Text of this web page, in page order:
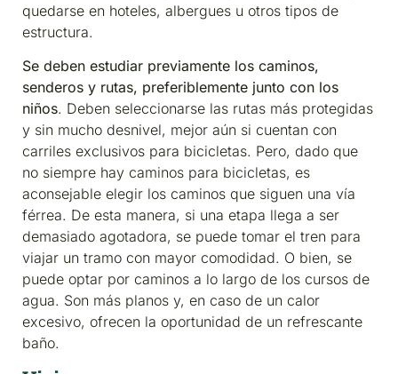
quedarse en hoteles, albergues u otros tipos de
estructura.
Se deben estudiar previamente los caminos,
senderos y rutas, preferiblemente junto con los
niños. Deben seleccionarse las rutas más protegidas
y sin mucho desnivel, mejor aún si cuentan con
carriles exclusivos para bicicletas. Pero, dado que
no siempre hay caminos para bicicletas, es
aconsejable elegir los caminos que siguen una vía
férrea. De esta manera, si una etapa llega a ser
demasiado agotadora, se puede tomar el tren para
viajar un tramo con mayor comodidad. O bien, se
puede optar por caminos a lo largo de los cursos de
agua. Son más planos y, en caso de un calor
excesivo, ofrecen la oportunidad de un refrescante
baño.